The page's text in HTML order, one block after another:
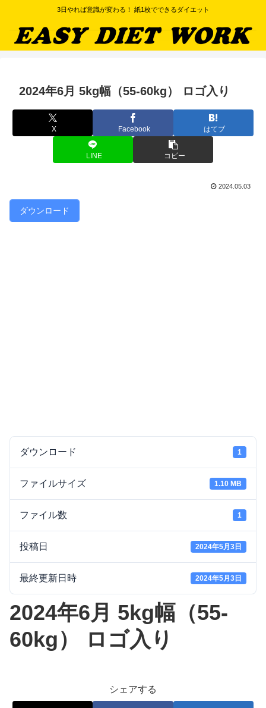
3日やれば意識が変わる！ 紙1枚でできるダイエット
2024年6月 5kg幅（55-60kg） ロゴ入り
X Facebook はてブ
LINE コピー
2024.05.03
ダウンロード
ダウンロード 1
ファイルサイズ 1.10 MB
ファイル数 1
投稿日 2024年5月3日
最終更新日時 2024年5月3日
2024年6月 5kg幅（55-
60kg） ロゴ入り
シェアする